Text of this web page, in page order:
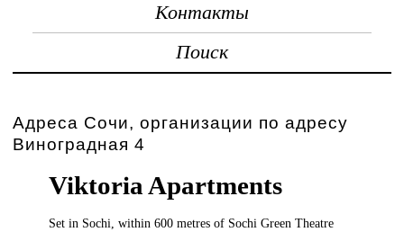
Контакты
Поиск
Адреса Сочи, организации по адресу
Виноградная 4
Viktoria Apartments
Set in Sochi, within 600 metres of Sochi Green Theatre